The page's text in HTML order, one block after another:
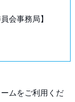
会事務局】
ムをご利用くだ